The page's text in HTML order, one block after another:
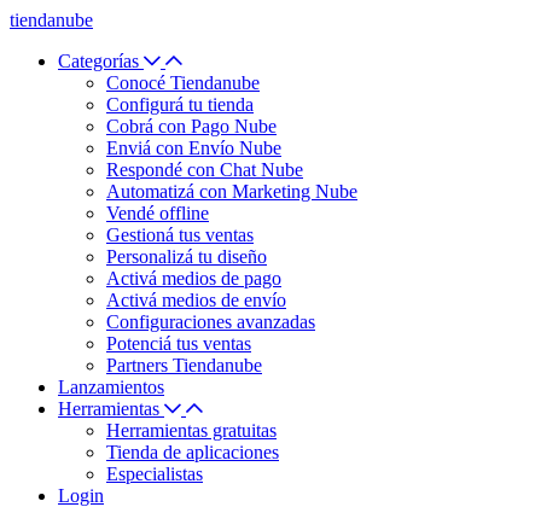
tiendanube
Categorías
Conocé Tiendanube
Configurá tu tienda
Cobrá con Pago Nube
Enviá con Envío Nube
Respondé con Chat Nube
Automatizá con Marketing Nube
Vendé offline
Gestioná tus ventas
Personalizá tu diseño
Activá medios de pago
Activá medios de envío
Configuraciones avanzadas
Potenciá tus ventas
Partners Tiendanube
Lanzamientos
Herramientas
Herramientas gratuitas
Tienda de aplicaciones
Especialistas
Login